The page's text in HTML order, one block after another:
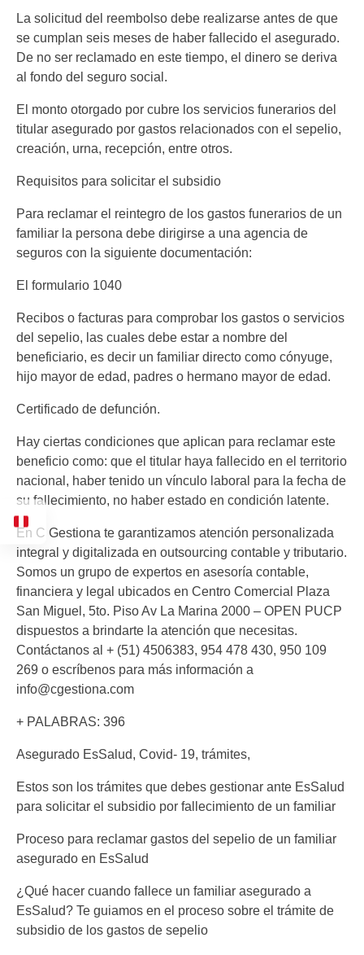
La solicitud del reembolso debe realizarse antes de que
se cumplan seis meses de haber fallecido el asegurado.
De no ser reclamado en este tiempo, el dinero se deriva
al fondo del seguro social.
El monto otorgado por cubre los servicios funerarios del
titular asegurado por gastos relacionados con el sepelio,
creación, urna, recepción, entre otros.
Requisitos para solicitar el subsidio
Para reclamar el reintegro de los gastos funerarios de un
familiar la persona debe dirigirse a una agencia de
seguros con la siguiente documentación:
El formulario 1040
Recibos o facturas para comprobar los gastos o servicios
del sepelio, las cuales debe estar a nombre del
beneficiario, es decir un familiar directo como cónyuge,
hijo mayor de edad, padres o hermano mayor de edad.
Certificado de defunción.
Hay ciertas condiciones que aplican para reclamar este
beneficio como: que el titular haya fallecido en el territorio
nacional, haber tenido un vínculo laboral para la fecha de
su fallecimiento, no haber estado en condición latente.
En C Gestiona te garantizamos atención personalizada
integral y digitalizada en outsourcing contable y tributario.
Somos un grupo de expertos en asesoría contable,
financiera y legal ubicados en Centro Comercial Plaza
San Miguel, 5to. Piso Av La Marina 2000 – OPEN PUCP
dispuestos a brindarte la atención que necesitas.
Contáctanos al + (51) 4506383, 954 478 430, 950 109
269 o escríbenos para más información a
info@cgestiona.com
+ PALABRAS: 396
Asegurado EsSalud, Covid- 19, trámites,
Estos son los trámites que debes gestionar ante EsSalud
para solicitar el subsidio por fallecimiento de un familiar
Proceso para reclamar gastos del sepelio de un familiar
asegurado en EsSalud
¿Qué hacer cuando fallece un familiar asegurado a
EsSalud? Te guiamos en el proceso sobre el trámite de
subsidio de los gastos de sepelio